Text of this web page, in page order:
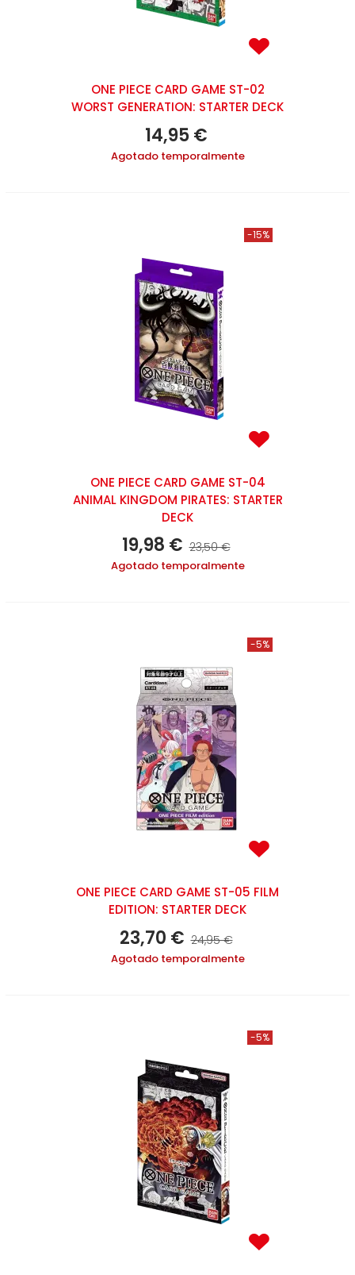
ONE PIECE CARD GAME ST-02
WORST GENERATION: STARTER DECK
14,95 €
Agotado temporalmente
-15%
ONE PIECE CARD GAME ST-04
ANIMAL KINGDOM PIRATES: STARTER
DECK
19,98 € 23,50 €
Agotado temporalmente
-5%
ONE PIECE CARD GAME ST-05 FILM
EDITION: STARTER DECK
23,70 € 24,95 €
Agotado temporalmente
-5%